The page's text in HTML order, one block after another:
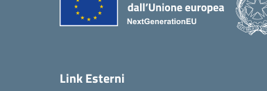
Link Esterni